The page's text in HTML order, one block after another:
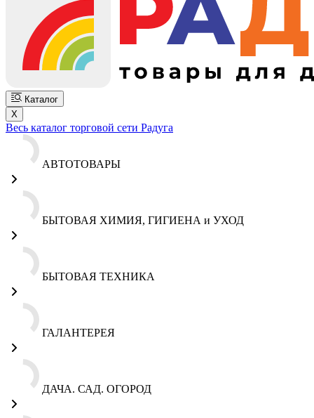
Каталог
X
Весь каталог торговой сети Радуга
АВТОТОВАРЫ
БЫТОВАЯ ХИМИЯ, ГИГИЕНА и УХОД
БЫТОВАЯ ТЕХНИКА
ГАЛАНТЕРЕЯ
ДАЧА. САД. ОГОРОД